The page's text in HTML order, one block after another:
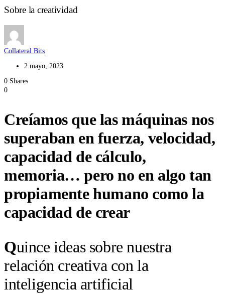
Sobre la creatividad
Collateral Bits
2 mayo, 2023
0 Shares
0
Creíamos que las máquinas nos
superaban en fuerza, velocidad,
capacidad de cálculo,
memoria… pero no en algo tan
propiamente humano como la
capacidad de crear
Quince ideas sobre nuestra
relación creativa con la
inteligencia artificial